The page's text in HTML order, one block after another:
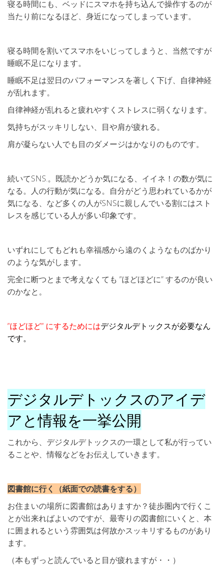
寝る時間にも、ベッドにスマホを持ち込んで操作するのが
当たり前になるほど、身近になってしまっています。
寝る時間を割いてスマホをいじってしまうと、当然ですが
睡眠不足になります。
睡眠不足は翌日のパフォーマンスを著しく下げ、自律神経
が乱れます。
自律神経が乱れると疲れやすくストレスに弱くなります。
気持ちがスッキリしない、目や肩が疲れる。
肩が凝らない人でも目のダメージはかなりのものです。
続いてSNS.。既読かどうか気になる、イイネ！の数が気に
なる。人の行動が気になる。自分がどう思われているかが
気になる、など多くの人がSNSに親しんでいる割にはスト
レスを感じている人が多い印象です。
いずれにしてもどれも幸福感から遠のくようなものばかり
のような気がします。
完全に断つとまで考えなくても ”ほどほどに” するのが良い
のかなと。
”ほどほど” にするためにはデジタルデトックスが必要なん
です。
デジタルデトックスのアイデ
アと情報を一挙公開
これから、デジタルデトックスの一環として私が行ってい
ることや、情報などをお伝えしていきます。
図書館に行く（紙面での読書をする）
お住まいの場所に図書館はありますか？徒歩圏内で行くこ
とが出来ればよいのですが、最寄りの図書館にいくと、本
に囲まれるという雰囲気は何故かスッキリするものがあり
ます。
（本もずっと読んでいると目が疲れますが・・）